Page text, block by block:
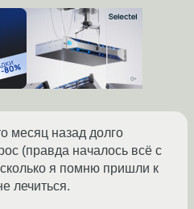
месяц назад долго
(правда началось всё с
я помню пришли к
лечиться.